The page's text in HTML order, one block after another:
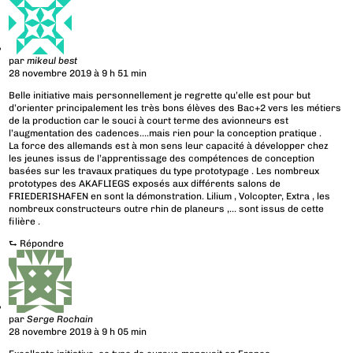
parmikeul best
28 novembre 2019 à 9 h 51 min
Belle initiative mais personnellement je regrette qu’elle est pour but
d’orienter principalement les très bons élèves des Bac+2 vers les métiers
de la production car le souci à court terme des avionneurs est
l’augmentation des cadences….mais rien pour la conception pratique .
La force des allemands est à mon sens leur capacité à développer chez
les jeunes issus de l’apprentissage des compétences de conception
basées sur les travaux pratiques du type prototypage . Les nombreux
prototypes des AKAFLIEGS exposés aux différents salons de
FRIEDERISHAFEN en sont la démonstration. Lilium , Volcopter, Extra , les
nombreux constructeurs outre rhin de planeurs ,… sont issus de cette
filière .
⮑ Répondre
parSerge Rochain
28 novembre 2019 à 9 h 05 min